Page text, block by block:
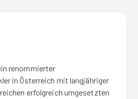
renommierter
in Österreich mit langjähriger
erfolgreich umgesetzten